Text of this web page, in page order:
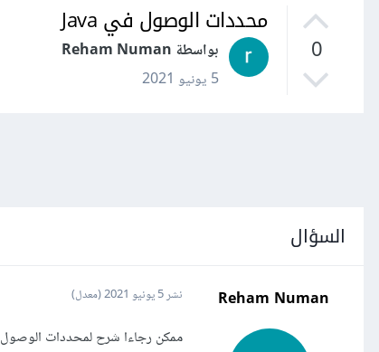
0
محددات الوصول في Java
بواسطة Reham Numan
5 يونيو 2021
السؤال
Reham Numan نشر5 يونيو 2021 (معدل)
ممكن رجاءا شرح لمحددات الوصول private,public....etc لانني لم أقدر على تمييز الفروقات بينهم بشكل جيد